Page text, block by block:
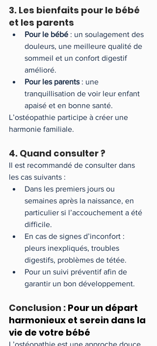
3. Les bienfaits pour le bébé
et les parents
Pour le bébé : un soulagement des
douleurs, une meilleure qualité de
sommeil et un confort digestif
amélioré.
Pour les parents : une
tranquillisation de voir leur enfant
apaisé et en bonne santé.
L’ostéopathie participe à créer une
harmonie familiale.
4. Quand consulter ?
Il est recommandé de consulter dans
les cas suivants :
Dans les premiers jours ou
semaines après la naissance, en
particulier si l’accouchement a été
difficile.
En cas de signes d’inconfort :
pleurs inexpliqués, troubles
digestifs, problèmes de tétée.
Pour un suivi préventif afin de
garantir un bon développement.
Conclusion : Pour un départ
harmonieux et serein dans la
vie de votre bébé
L’ostéopathie est une approche douce